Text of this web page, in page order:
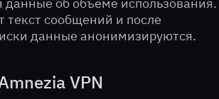
текст сообщений и после
данные анонимизируются.
VPN